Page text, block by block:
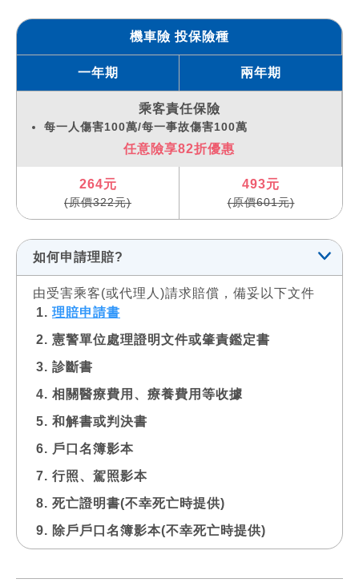
機車險 投保險種
一年期 兩年期
乘客責任保險
每一人傷害100萬/每一事故傷害100萬
任意險享82折優惠
264元
(原價322元)
493元
(原價601元)
如何申請理賠?
由受害乘客(或代理人)請求賠償，備妥以下文件
理賠申請書
憲警單位處理證明文件或肇責鑑定書
診斷書
相關醫療費用、療養費用等收據
和解書或判決書
戶口名簿影本
行照、駕照影本
死亡證明書(不幸死亡時提供)
除戶戶口名簿影本(不幸死亡時提供)